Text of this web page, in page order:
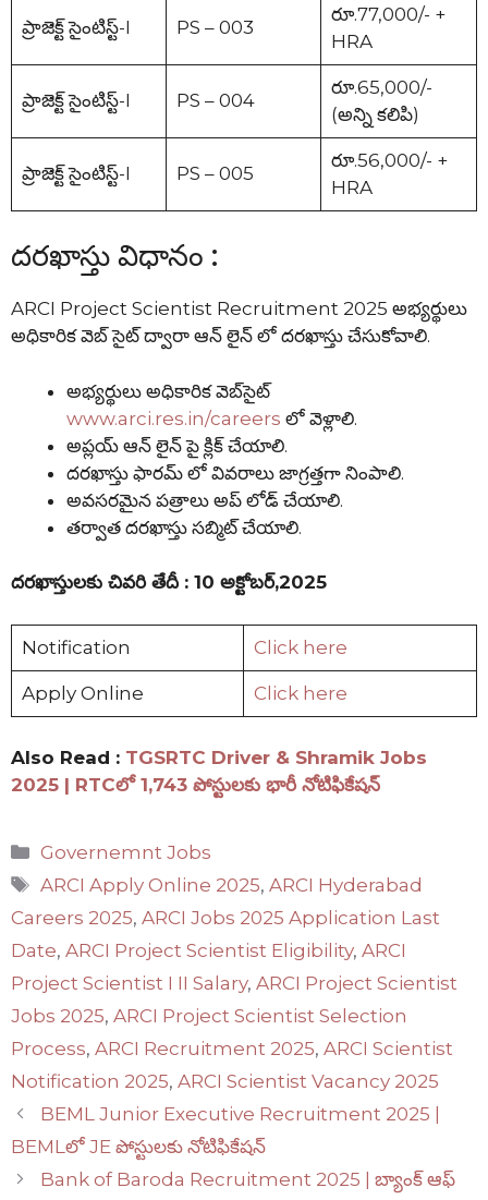
ప్రాజెక్ట్ సైంటిస్ట్-I PS – 003
రూ.77,000/- +
HRA
ప్రాజెక్ట్ సైంటిస్ట్-I PS – 004
రూ.65,000/-
(అన్ని కలిపి)
ప్రాజెక్ట్ సైంటిస్ట్-I PS – 005
రూ.56,000/- +
HRA
దరఖాస్తు విధానం :
ARCI Project Scientist Recruitment 2025 అభ్యర్థులు
అధికారిక వెబ్ సైట్ ద్వారా ఆన్ లైన్ లో దరఖాస్తు చేసుకోవాలి.
అభ్యర్థులు అధికారిక వెబ్‌సైట్
www.arci.res.in/careers లో వెళ్లాలి.
అప్లయ్ ఆన్ లైన్ పై క్లిక్ చేయాలి.
దరఖాస్తు ఫారమ్ లో వివరాలు జాగ్రత్తగా నింపాలి.
అవసరమైన పత్రాలు అప్ లోడ్ చేయాలి.
తర్వాత దరఖాస్తు సబ్మిట్ చేయాలి.
దరఖాస్తులకు చివరి తేదీ : 10 అక్టోబర్,2025
Notification Click here
Apply Online Click here
Also Read : TGSRTC Driver & Shramik Jobs
2025 | RTCలో 1,743 పోస్టులకు భారీ నోటిఫికేషన్
Categories
Governemnt Jobs
Tags
ARCI Apply Online 2025,ARCI Hyderabad
Careers 2025, ARCI Jobs 2025 Application Last
Date, ARCI Project Scientist Eligibility, ARCI
Project Scientist I II Salary, ARCI Project Scientist
Jobs 2025, ARCI Project Scientist Selection
Process, ARCI Recruitment 2025, ARCI Scientist
Notification 2025, ARCI Scientist Vacancy 2025
BEML Junior Executive Recruitment 2025 |
BEMLలో JE పోస్టులకు నోటిఫికేషన్
Bank of Baroda Recruitment 2025 | బ్యాంక్ ఆఫ్